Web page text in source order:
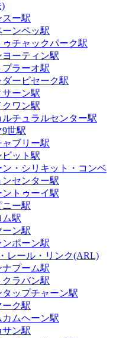
)
ー駅
ーンペッ駅
ゥチャックパーク駅
ヨーティン駅
プラーオ駅
ダーピセーク駅
サーン駅
クワン駅
ルチュラルセンター駅
9世駅
ャブリー駅
ビット駅
ン・シリキット・コンベ
ンセンター駅
ントゥーイ駅
ニー駅
ム駅
ン駅
ンポーン駅
レール・リンク(ARL)
ナプーム駅
クラバン駅
タップチャーン駅
ーク駅
カムヘーン駅
サン駅